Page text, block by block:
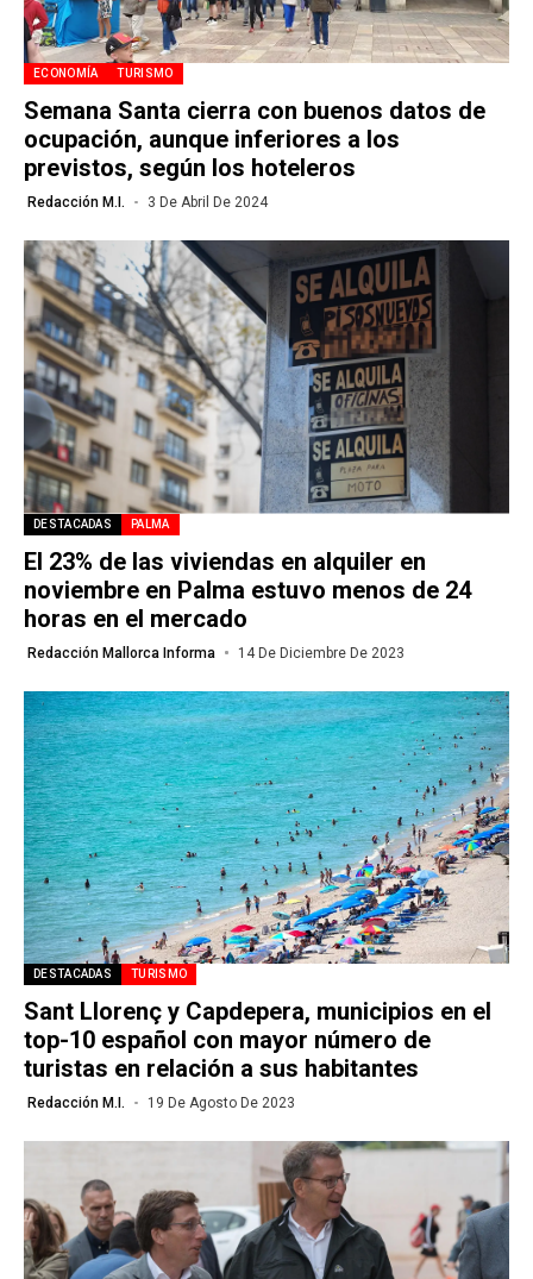
ECONOMÍA TURISMO
Semana Santa cierra con buenos datos de
ocupación, aunque inferiores a los
previstos, según los hoteleros
Redacción M.I. 3 De Abril De 2024
DESTACADAS PALMA
El 23% de las viviendas en alquiler en
noviembre en Palma estuvo menos de 24
horas en el mercado
Redacción Mallorca Informa 14 De Diciembre De 2023
DESTACADAS TURISMO
Sant Llorenç y Capdepera, municipios en el
top-10 español con mayor número de
turistas en relación a sus habitantes
Redacción M.I. 19 De Agosto De 2023